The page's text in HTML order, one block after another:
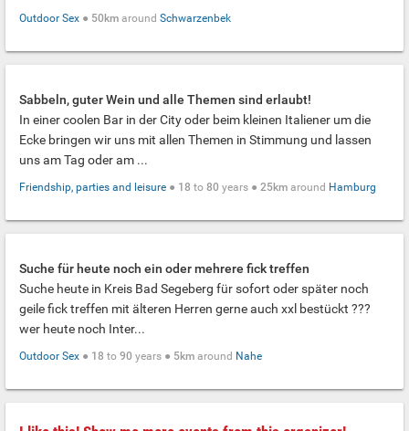
Outdoor Sex ● 50km around Schwarzenbek
Sabbeln, guter Wein und alle Themen sind erlaubt!
In einer coolen Bar in der City oder beim kleinen Italiener um die
Ecke bringen wir uns mit allen Themen in Stimmung und lassen
uns am Tag oder am ...
Friendship, parties and leisure ● 18 to 80 years ● 25km around Hamburg
Suche für heute noch ein oder mehrere fick treffen
Suche heute in Kreis Bad Segeberg für sofort oder später noch
geile fick treffen mit älteren Herren gerne auch xxl bestückt ???
wer heute noch Inter...
Outdoor Sex ● 18 to 90 years ● 5km around Nahe